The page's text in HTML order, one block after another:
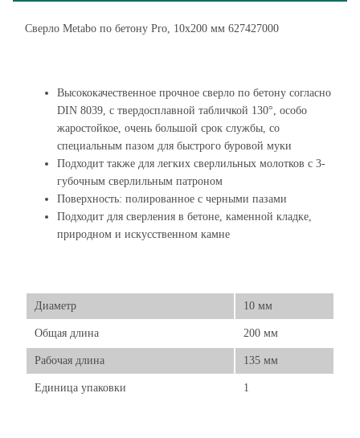
Сверло Metabo по бетону Pro, 10х200 мм 627427000
Высококачественное прочное сверло по бетону согласно
DIN 8039, с твердосплавной табличкой 130°, особо
жаростойкое, очень большой срок службы, со
специальным пазом для быстрого буровой муки
Подходит также для легких сверлильных молотков с 3-
губочным сверлильным патроном
Поверхность: полированное с черными пазами
Подходит для сверления в бетоне, каменной кладке,
природном и искусственном камне
Диаметр 10 мм
Общая длина 200 мм
Рабочая длина 135 мм
Единица упаковки 1